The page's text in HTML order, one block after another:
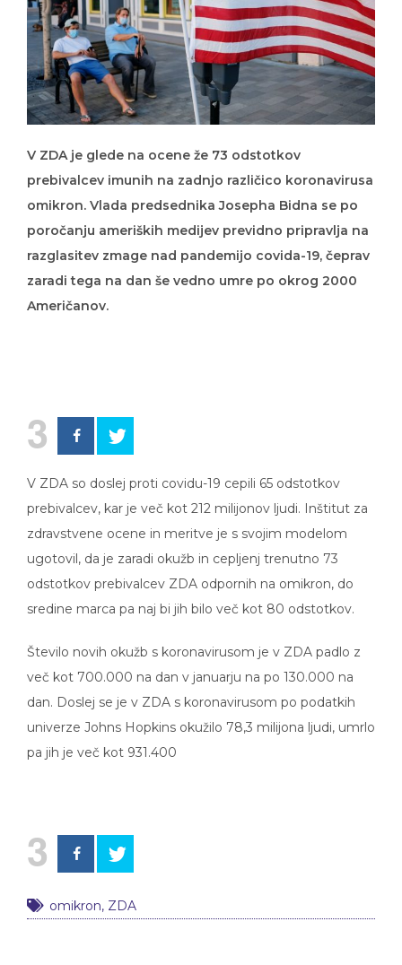
V ZDA je glede na ocene že 73 odstotkov
prebivalcev imunih na zadnjo različico koronavirusa
omikron. Vlada predsednika Josepha Bidna se po
poročanju ameriških medijev previdno pripravlja na
razglasitev zmage nad pandemijo covida-19, čeprav
zaradi tega na dan še vedno umre po okrog 2000
Američanov.
3
V ZDA so doslej proti covidu-19 cepili 65 odstotkov
prebivalcev, kar je več kot 212 milijonov ljudi. Inštitut za
zdravstvene ocene in meritve je s svojim modelom
ugotovil, da je zaradi okužb in cepljenj trenutno 73
odstotkov prebivalcev ZDA odpornih na omikron, do
sredine marca pa naj bi jih bilo več kot 80 odstotkov.
Število novih okužb s koronavirusom je v ZDA padlo z
več kot 700.000 na dan v januarju na po 130.000 na
dan. Doslej se je v ZDA s koronavirusom po podatkih
univerze Johns Hopkins okužilo 78,3 milijona ljudi, umrlo
pa jih je več kot 931.400
3
omikron, ZDA